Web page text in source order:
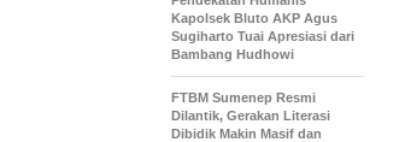
Kapolsek Bluto AKP Agus
Sugiharto Tuai Apresiasi dari
Bambang Hudhowi
FTBM Sumenep Resmi
Dilantik, Gerakan Literasi
Dibidik Makin Masif dan